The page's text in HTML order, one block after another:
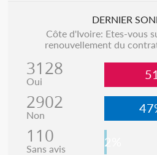
DERNIER
Côte d'Ivoire: Etes-vous
renouvellement du
3128
Oui
2902
Non
110
Sans avis 2%